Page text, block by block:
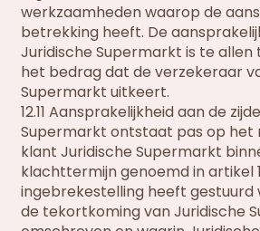
werkzaamheden waarop de
betrekking heeft. De
Juridische Supermarkt is te
het bedrag dat de verzekeraar
Supermarkt uitkeert.
12.11 Aansprakelijkheid aan de
Supermarkt ontstaat pas op het
klant Juridische Supermarkt
klachttermijn genoemd in artikel
ingebrekestelling heeft gestuurd
de tekortkoming van Juridische